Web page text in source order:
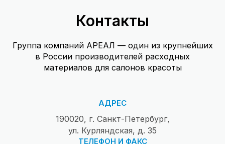
Контакты
Группа компаний АРЕАЛ — один из крупнейших
в России производителей расходных
материалов для салонов красоты
АДРЕС
190020, г. Санкт-Петербург,
ул. Курляндская, д. 35
ТЕЛЕФОН И ФАКС